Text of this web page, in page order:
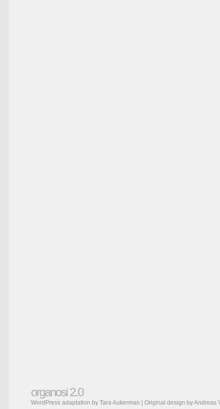
organosi 2.0
WordPress adaptation by Tara Aukerman | Original design byAndreas